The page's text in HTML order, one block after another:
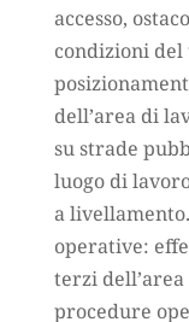
accesso,
condizioni
dell’area di
su strade
luogo di
a
operative:
terzi
procedure